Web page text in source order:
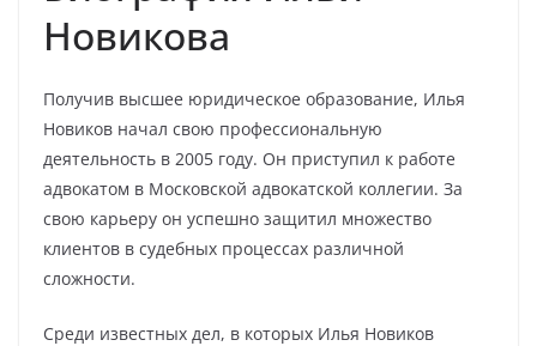
Новикова
Получив высшее юридическое образование, Илья
Новиков начал свою профессиональную
деятельность в 2005 году. Он приступил к работе
адвокатом в Московской адвокатской коллегии. За
свою карьеру он успешно защитил множество
клиентов в судебных процессах различной
сложности.
Среди известных дел, в которых Илья Новиков